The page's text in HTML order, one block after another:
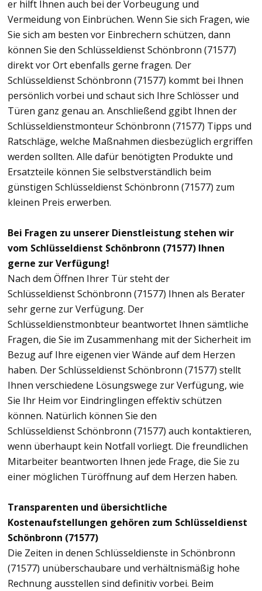
er hilft Ihnen auch bei der Vorbeugung und
Vermeidung von Einbrüchen. Wenn Sie sich Fragen, wie
Sie sich am besten vor Einbrechern schützen, dann
können Sie den Schlüsseldienst Schönbronn (71577)
direkt vor Ort ebenfalls gerne fragen. Der
Schlüsseldienst Schönbronn (71577) kommt bei Ihnen
persönlich vorbei und schaut sich Ihre Schlösser und
Türen ganz genau an. Anschließend ggibt Ihnen der
Schlüsseldienstmonteur Schönbronn (71577) Tipps und
Ratschläge, welche Maßnahmen diesbezüglich ergriffen
werden sollten. Alle dafür benötigten Produkte und
Ersatzteile können Sie selbstverständlich beim
günstigen Schlüsseldienst Schönbronn (71577) zum
kleinen Preis erwerben.
Bei Fragen zu unserer Dienstleistung stehen wir
vom Schlüsseldienst Schönbronn (71577) Ihnen
gerne zur Verfügung!
Nach dem Öffnen Ihrer Tür steht der
Schlüsseldienst Schönbronn (71577) Ihnen als Berater
sehr gerne zur Verfügung. Der
Schlüsseldienstmonbteur beantwortet Ihnen sämtliche
Fragen, die Sie im Zusammenhang mit der Sicherheit im
Bezug auf Ihre eigenen vier Wände auf dem Herzen
haben. Der Schlüsseldienst Schönbronn (71577) stellt
Ihnen verschiedene Lösungswege zur Verfügung, wie
Sie Ihr Heim vor Eindringlingen effektiv schützen
können. Natürlich können Sie den
Schlüsseldienst Schönbronn (71577) auch kontaktieren,
wenn überhaupt kein Notfall vorliegt. Die freundlichen
Mitarbeiter beantworten Ihnen jede Frage, die Sie zu
einer möglichen Türöffnung auf dem Herzen haben.
Transparenten und übersichtliche
Kostenaufstellungen gehören zum Schlüsseldienst
Schönbronn (71577)
Die Zeiten in denen Schlüsseldienste in Schönbronn
(71577) unüberschaubare und verhältnismäßig hohe
Rechnung ausstellen sind definitiv vorbei. Beim